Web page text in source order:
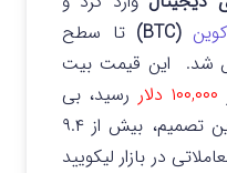
(BTC)
تا سطح
شد. این قیمت بیت
۱۰۰,۰۰۰ دلار
رسید، بی
سابقه بوده است. به دنبال این تصمیم، بیش از ۹.۴
در بازار لیکویید